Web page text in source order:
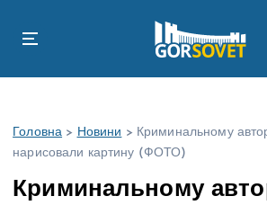
Головна > Новини > Криминальному
нарисовали картину (ФОТО)
Криминальному